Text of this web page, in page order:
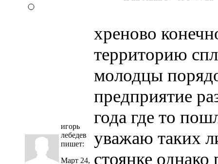
игорь
лебедев
пишет:
Март 24,
хреново
территорию
молодцы
предприятие
года где то
уважаю таких
стоянке